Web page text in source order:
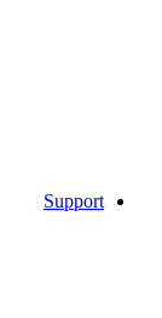
Support